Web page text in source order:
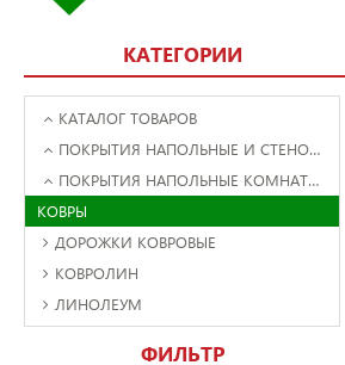
КАТЕГОРИИ
КАТАЛОГ ТОВАРОВ
ПОКРЫТИЯ НАПОЛЬНЫЕ И СТЕНОВЫЕ
ПОКРЫТИЯ НАПОЛЬНЫЕ КОМНАТНЫЕ РУЛОННЫЕ
КОВРЫ
ДОРОЖКИ КОВРОВЫЕ
КОВРОЛИН
ЛИНОЛЕУМ
ФИЛЬТР